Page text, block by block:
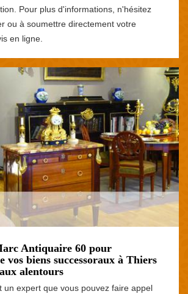
Pour plus d'informations, n'hésitez
ou à soumettre directement votre
en ligne.
Antiquaire 60 pour
vos biens successoraux à Thiers
alentours
un expert que vous pouvez faire appel